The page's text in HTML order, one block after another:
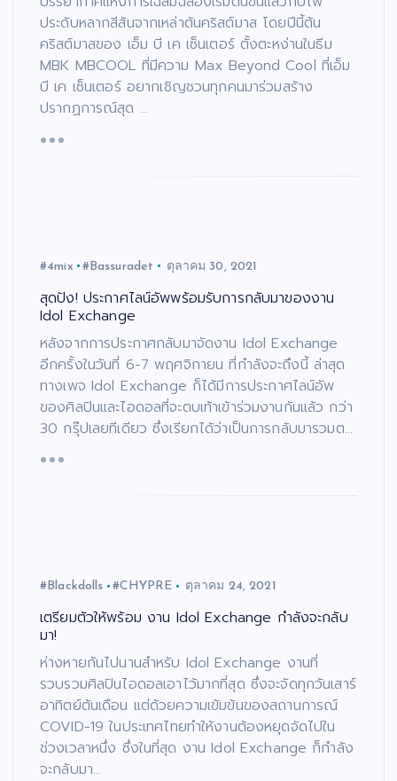
ประดับหลากสีสันจากเหล่าต้นคริสต์มาส โดยปีนี้ต้น
คริสต์มาสของ เอ็ม บี เค เซ็นเตอร์ ตั้งตะหง่านในธีม
MBK MBCOOL ที่มีความ Max Beyond Cool ที่เอ็ม
บี เค เซ็นเตอร์ อยากเชิญชวนทุกคนมาร่วมสร้าง
ปรากฏการณ์สุด …
#4mix #Bassuradet ตุลาคม 30, 2021
สุดปัง! ประกาศไลน์อัพพร้อมรับการกลับมาของงาน
Idol Exchange
หลังจากการประกาศกลับมาจัดงาน Idol Exchange
อีกครั้งในวันที่ 6-7 พฤศจิกายน ที่กำลังจะถึงนี้ ล่าสุด
ทางเพจ Idol Exchange ก็ได้มีการประกาศไลน์อัพ
ของศิลปินและไอดอลที่จะตบเท้าเข้าร่วมงานกันแล้ว กว่า
30 กรุ๊ปเลยทีเดียว ซึ่งเรียกได้ว่าเป็นการกลับมารวมต…
#Blackdolls #CHYPRE ตุลาคม 24, 2021
เตรียมตัวให้พร้อม งาน Idol Exchange กำลังจะกลับ
มา!
ห่างหายกันไปนานสำหรับ Idol Exchange งานที่
รวบรวมศิลปินไอดอลเอาไว้มากที่สุด ซึ่งจะจัดทุกวันเสาร์
อาทิตย์ต้นเดือน แต่ด้วยความเข้มข้นของสถานการณ์
COVID-19 ในประเทศไทยทำให้งานต้องหยุดจัดไปใน
ช่วงเวลาหนึ่ง ซึ่งในที่สุด งาน Idol Exchange ก็กำลัง
จะกลับมา…